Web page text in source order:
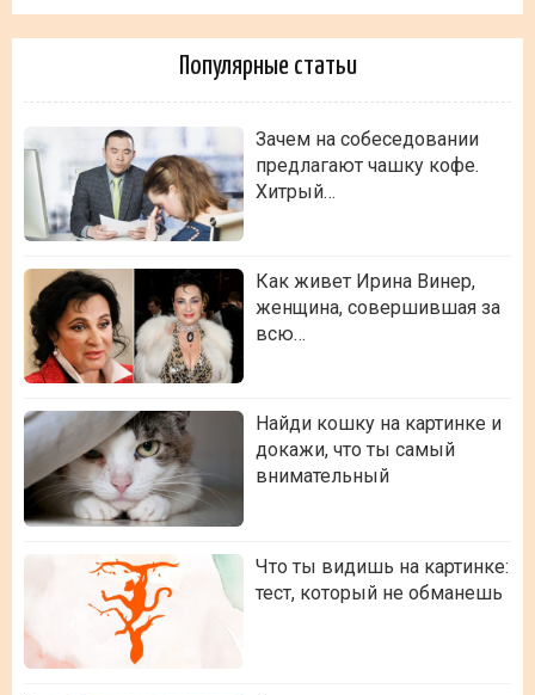
Популярные статьи
Зачем на собеседовании
предлагают чашку кофе.
Хитрый…
Как живет Ирина Винер,
женщина, совершившая за
всю…
Найди кошку на картинке и
докажи, что ты самый
внимательный
Что ты видишь на картинке:
тест, который не обманешь